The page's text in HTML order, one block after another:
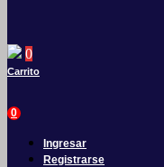
0
Carrito
0
Ingresar
Registrarse